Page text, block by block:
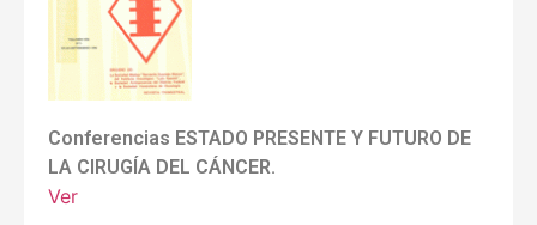
Conferencias ESTADO PRESENTE Y FUTURO DE
LA CIRUGÍA DEL CÁNCER.
Ver